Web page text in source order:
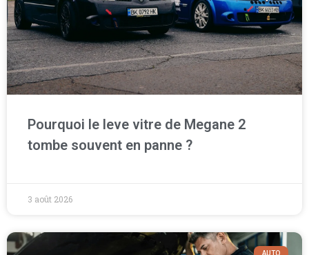
Pourquoi le leve vitre de Megane 2
tombe souvent en panne ?
3 août 2026
AUTO